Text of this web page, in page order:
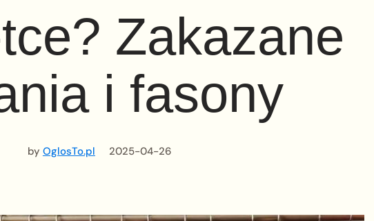
Zakazane
i fasony
by OglosTo.pl 2025-04-26